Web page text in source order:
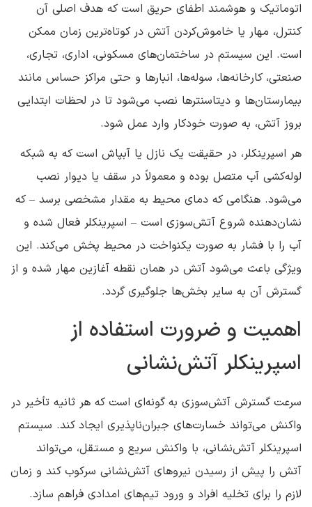
اتوماتیک و هوشمند اطفای حریق است که هدف اصلی آن
کنترل، مهار یا خاموش‌کردن آتش در کوتاه‌ترین زمان ممکن
است. این سیستم در ساختمان‌های مسکونی، اداری، تجاری،
صنعتی، کارخانه‌ها، سوله‌ها، انبارها و حتی مراکز حساس مانند
بیمارستان‌ها و دیتاسنترها نصب می‌شود تا در لحظات ابتدایی
بروز آتش، به صورت خودکار وارد عمل شود.
هر اسپرینکلر، در حقیقت یک نازل یا آبپاش است که به شبکه
لوله‌کشی آب متصل بوده و معمولاً در سقف یا دیوار نصب
می‌شود. هنگامی که دمای محیط به مقدار مشخصی برسد – که
نشان‌دهنده شروع آتش‌سوزی است – اسپرینکلر فعال شده و
آب را با فشار به صورت یکنواخت در محیط پخش می‌کند. این
ویژگی باعث می‌شود آتش در همان نقطه آغازین مهار شده و از
گسترش آن به سایر بخش‌ها جلوگیری گردد.
اهمیت و ضرورت استفاده از
اسپرینکلر آتش‌نشانی
سرعت گسترش آتش‌سوزی به گونه‌ای است که هر ثانیه تأخیر در
واکنش می‌تواند خسارت‌های جبران‌ناپذیری ایجاد کند. سیستم
اسپرینکلر آتش‌نشانی، با واکنش سریع و مستقل، می‌تواند
آتش را پیش از رسیدن نیروهای آتش‌نشانی سرکوب کند و زمان
لازم را برای تخلیه افراد و ورود تیم‌های امدادی فراهم سازد.